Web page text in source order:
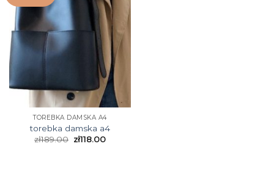
TOREBKA DAMSKA A4
torebka damska a4
zł189.00 zł118.00